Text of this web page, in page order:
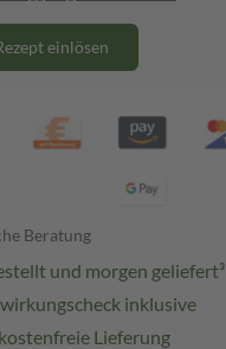
einlösen
Beratung
und morgen geliefert³
inklusive
Lieferung